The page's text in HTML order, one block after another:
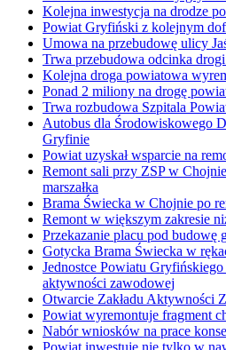
Kolejna inwestycja na drodze
Powiat Gryfiński z kolejnym
Umowa na przebudowę ulicy
Trwa przebudowa odcinka
Kolejna droga powiatowa
Ponad 2 miliony na drogę
Trwa rozbudowa Szpitala
Autobus dla Środowiskowego
Gryfinie
Powiat uzyskał wsparcie na
Remont sali przy ZSP w
marszałka
Brama Świecka w Chojnie po
Remont w większym zakresie
Przekazanie placu pod budowę
Gotycka Brama Świecka w
Jednostce Powiatu Gryfińskiego
aktywności zawodowej
Otwarcie Zakładu Aktywności
Powiat wyremontuje fragment
Nabór wniosków na prace
Powiat inwestuje nie tylko w